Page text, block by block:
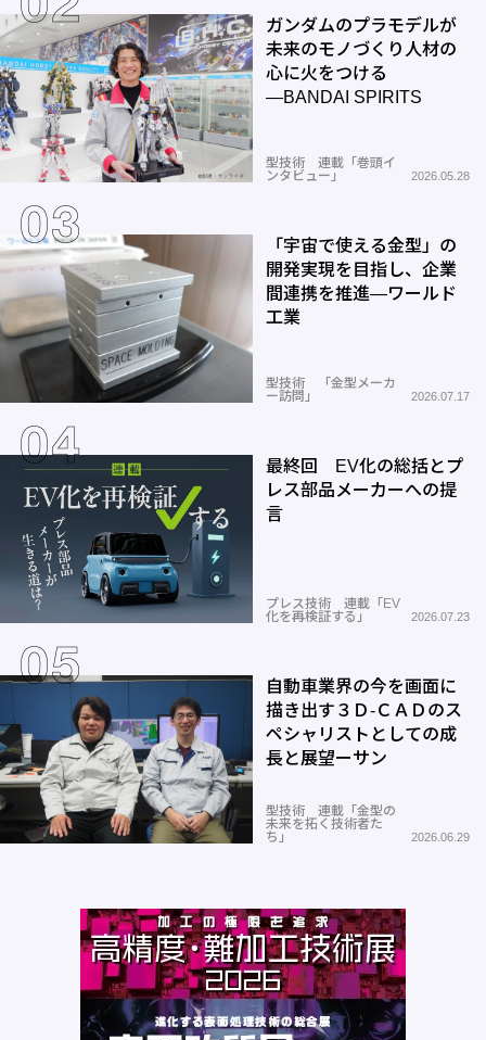
ガンダムのプラモデルが
未来のモノづくり人材の
心に火をつける
―BANDAI SPIRITS
型技術 連載「巻頭イ
ンタビュー」
2026.05.28
「宇宙で使える金型」の
開発実現を目指し、企業
間連携を推進―ワールド
工業
型技術 「金型メーカ
ー訪問」
2026.07.17
最終回 EV化の総括とプ
レス部品メーカーへの提
言
プレス技術 連載「EV
化を再検証する」
2026.07.23
自動車業界の今を画面に
描き出す３Ｄ-ＣＡＤのス
ペシャリストとしての成
長と展望ーサン
型技術 連載「金型の
未来を拓く技術者た
ち」
2026.06.29